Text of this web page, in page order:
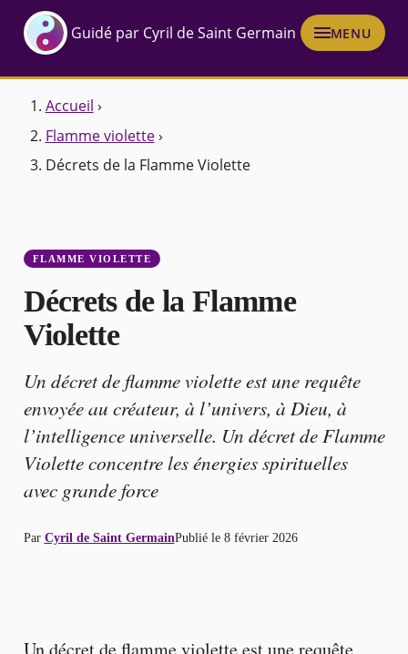
Guidé par Cyril de Saint Germain MENU
Accueil ›
Flamme violette ›
Décrets de la Flamme Violette
FLAMME VIOLETTE
Décrets de la Flamme
Violette
Un décret de flamme violette est une requête
envoyée au créateur, à l’univers, à Dieu, à
l’intelligence universelle. Un décret de Flamme
Violette concentre les énergies spirituelles
avec grande force
Par Cyril de Saint GermainPublié le 8 février 2026